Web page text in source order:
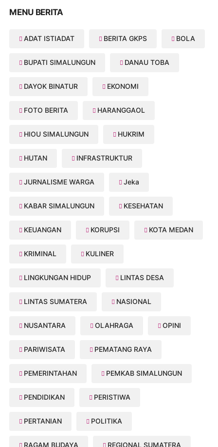
MENU BERITA
ADAT ISTIADAT BERITA GKPS BOLA
BUPATI SIMALUNGUN DANAU TOBA
DAYOK BINATUR EKONOMI
FOTO BERITA HARANGGAOL
HIOU SIMALUNGUN HUKRIM
HUTAN INFRASTRUKTUR
JURNALISME WARGA Jeka
KABAR SIMALUNGUN KESEHATAN
KEUANGAN KORUPSI KOTA MEDAN
KRIMINAL KULINER
LINGKUNGAN HIDUP LINTAS DESA
LINTAS SUMATERA NASIONAL
NUSANTARA OLAHRAGA OPINI
PARIWISATA PEMATANG RAYA
PEMERINTAHAN PEMKAB SIMALUNGUN
PENDIDIKAN PERISTIWA
PERTANIAN POLITIKA
RAGAM BUDAYA REGIONAL SUMATERA